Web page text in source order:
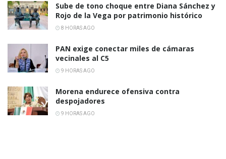
Sube de tono choque entre Diana Sánchez y
Rojo de la Vega por patrimonio histórico
8 HORAS AGO
PAN exige conectar miles de cámaras
vecinales al C5
9 HORAS AGO
Morena endurece ofensiva contra
despojadores
9 HORAS AGO